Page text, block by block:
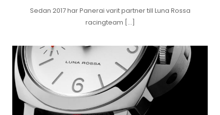
Sedan 2017 har Panerai varit partner till Luna Rossa
racingteam […]